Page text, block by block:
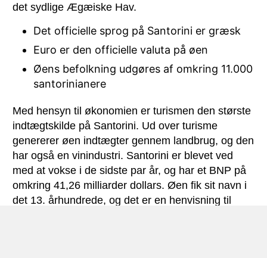
det sydlige Ægæiske Hav.
Det officielle sprog på Santorini er græsk
Euro er den officielle valuta på øen
Øens befolkning udgøres af omkring 11.000
santorinianere
Med hensyn til økonomien er turismen den største
indtægtskilde på Santorini. Ud over turisme
genererer øen indtægter gennem landbrug, og den
har også en vinindustri. Santorini er blevet ved
med at vokse i de sidste par år, og har et BNP på
omkring 41,26 milliarder dollars. Øen fik sit navn i
det 13. århundrede, og det er en henvisning til